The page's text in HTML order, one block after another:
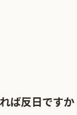
ば反日ですか